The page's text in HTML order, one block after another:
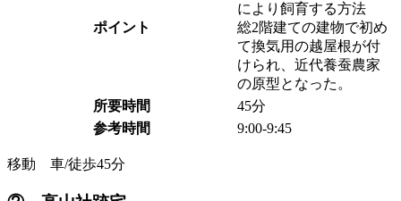
ポイント
により飼育する方法
総2階建ての建物で初め
て換気用の越屋根が付
けられ、近代養蚕農家
の原型となった。
所要時間
45分
参考時間
9:00-9:45
移動 車/徒歩45分